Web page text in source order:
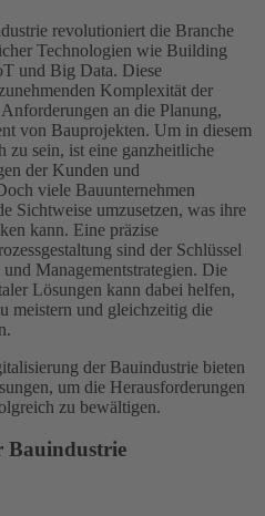
revolutioniert die Branche
Technologien wie Building
und Big Data. Diese
Komplexität der
an die Planung,
von Bauprojekten. Um in diesem
zu sein, ist eine ganzheitliche
der Kunden und
viele Bauunternehmen
Sichtweise umzusetzen, was ihre
kann. Eine präzise
sind der Schlüssel
Managementstrategien. Die
Lösungen kann dabei helfen,
meistern und gleichzeitig die
der Bauindustrie bieten
um die Herausforderungen
zu bewältigen.
Bauindustrie